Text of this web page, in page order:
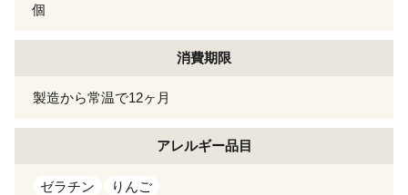
個
消費期限
製造から常温で12ヶ月
アレルギー品目
ゼラチン りんご